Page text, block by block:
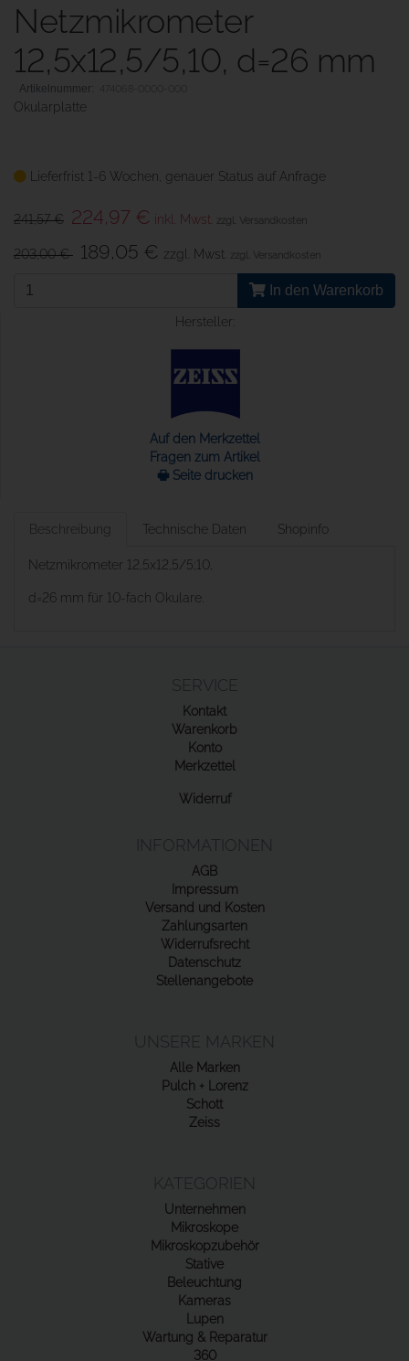
Netzmikrometer
12,5x12,5/5,10, d=26 mm
Okularplatte
Lieferfrist 1-6 Wochen, genauer Status auf Anfrage
241,57 € 224,97 € inkl. Mwst. zzgl. Versandkosten
203,00 € 189,05 € zzgl. Mwst. zzgl. Versandkosten
In den Warenkorb
Hersteller:
Auf den Merkzettel
Fragen zum Artikel
🖶 Seite drucken
Beschreibung Technische Daten Shopinfo
Netzmikrometer 12,5x12,5/5;10,
d=26 mm für 10-fach Okulare.
SERVICE
Kontakt
Warenkorb
Konto
Merkzettel
Widerruf
INFORMATIONEN
AGB
Impressum
Versand und Kosten
Zahlungsarten
Widerrufsrecht
Datenschutz
Stellenangebote
UNSERE MARKEN
Alle Marken
Pulch + Lorenz
Schott
Zeiss
KATEGORIEN
Unternehmen
Mikroskope
Mikroskopzubehör
Stative
Beleuchtung
Kameras
Lupen
Wartung & Reparatur
360